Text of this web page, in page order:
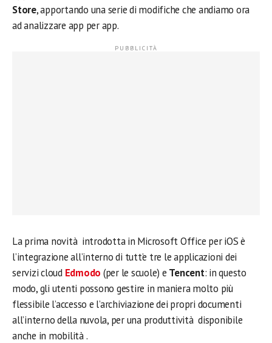
Store, apportando una serie di modifiche che andiamo ora
ad analizzare app per app.
La prima novità introdotta in Microsoft Office per iOS è
l’integrazione all’interno di tutt’e tre le applicazioni dei
servizi cloud Edmodo (per le scuole) e Tencent: in questo
modo, gli utenti possono gestire in maniera molto più
flessibile l’accesso e l’archiviazione dei propri documenti
all’interno della nuvola, per una produttività disponibile
anche in mobilità .